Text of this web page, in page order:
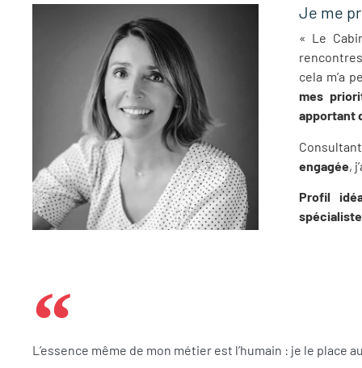
Je me
« Le
cela m’a
mes
apportant
engagée,
Profil
spécialiste
L’essence même de mon métier est l’humain : je le